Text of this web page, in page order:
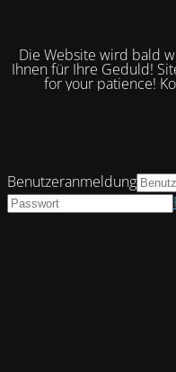
Die Website wird bald
Ihnen für Ihre Geduld!
for your patience!
Benutzeranmeldung